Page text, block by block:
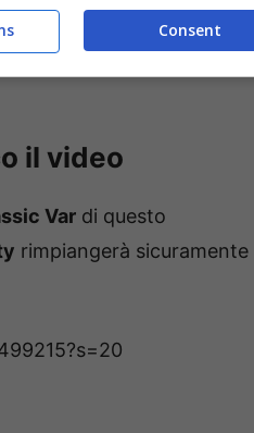
il traguardo il
five ancheAurelien Paret-
il video
Var di questo
rimpiangerà sicuramente
Consent